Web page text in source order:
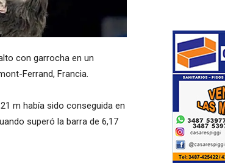
con garrocha en un
Ferrand, Francia.
m había sido conseguida en
superó la barra de 6,17